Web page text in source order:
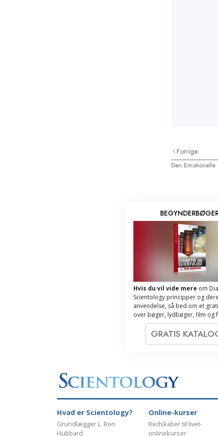
Forrige
Den Emotionelle
Hvis du vil vide mere om
Scientology principper og
anvendelse, så bed om et
over bøger, lydbøger, film og
GRATIS
Hvad er Scientology?
Grundlægger L. Ron
Hubbard
Online-kurser
Redskaber til livet-
onlinekurser